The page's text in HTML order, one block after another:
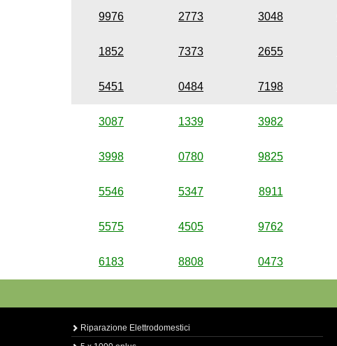
9976 2773 3048
1852 7373 2655
5451 0484 7198
3087 1339 3982
3998 0780 9825
5546 5347 8911
5575 4505 9762
6183 8808 0473
Riparazione Elettrodomestici